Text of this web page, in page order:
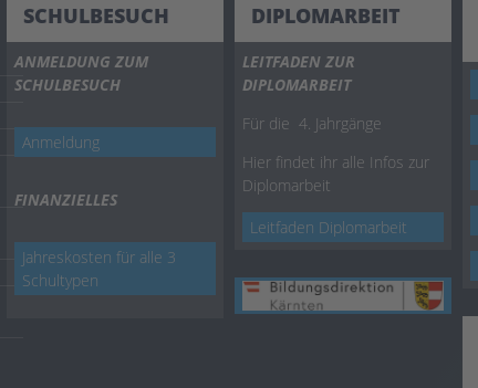
SCHULBESUCH
ANMELDUNG ZUM
SCHULBESUCH
Anmeldung
FINANZIELLES
Jahreskosten für alle 3
Schultypen
DIPLOMARBEIT
LEITFADEN ZUR
DIPLOMARBEIT
Für die 4. Jahrgänge
Hier findet ihr alle Infos zur
Diplomarbeit
Leitfaden Diplomarbeit